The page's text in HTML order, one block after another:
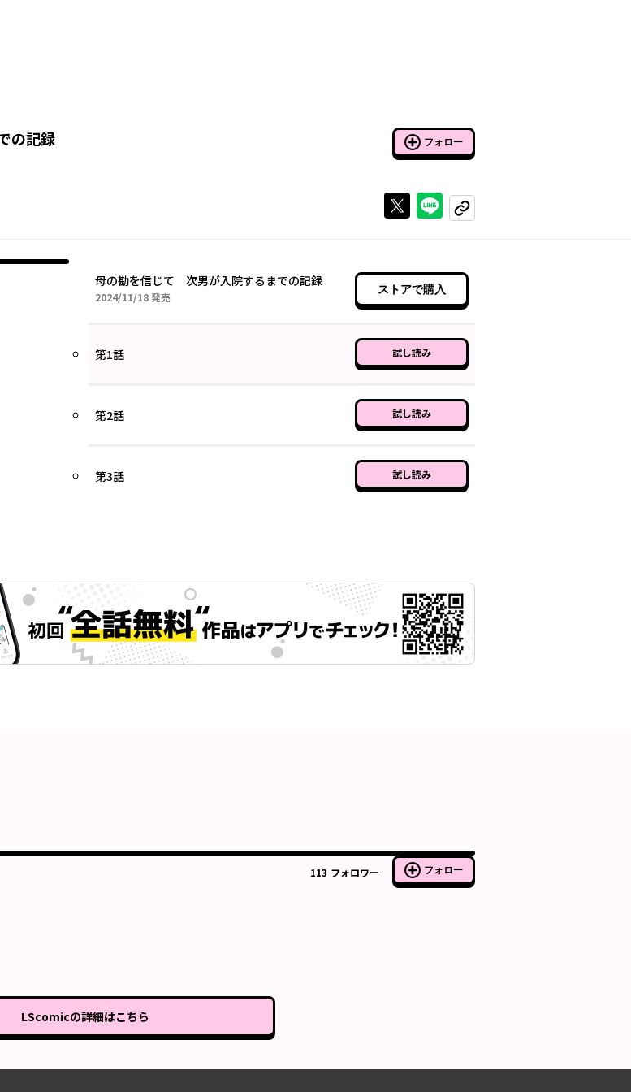
の記録 フォロー
Xで投稿するラインでシェアする
コピーする
母の勘を信じて 次男が入院するまでの記録
2024/11/182024年11月18日
発売
ストアで購入
第1話 試し読み
第2話 試し読み
第3話 試し読み
113 フォロワー フォロー
LScomicの詳細はこちら